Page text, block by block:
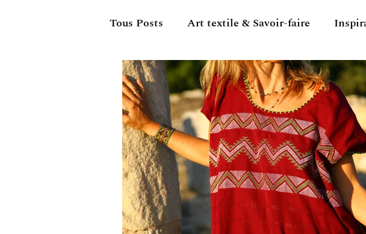
Tous Posts Art textile & Savoir-faire
Expérience ByElote